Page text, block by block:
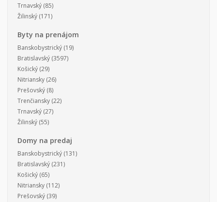
Trnavský (85)
Žilinský (171)
Byty na prenájom
Banskobystrický (19)
Bratislavský (3597)
Košický (29)
Nitriansky (26)
Prešovský (8)
Trenčiansky (22)
Trnavský (27)
Žilinský (55)
Domy na predaj
Banskobystrický (131)
Bratislavský (231)
Košický (65)
Nitriansky (112)
Prešovský (39)